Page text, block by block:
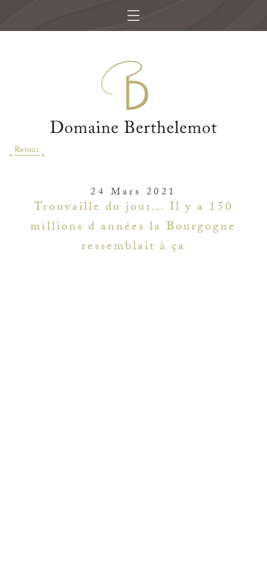
Retour
24 Mars 2021
Trouvaille du jour... Il y a 150
millions d années la Bourgogne
ressemblait à ça